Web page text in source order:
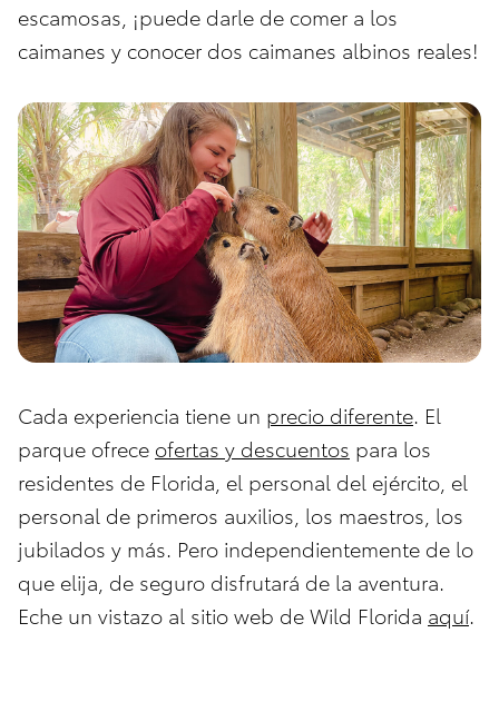
escamosas, ¡puede darle de comer a los
caimanes y conocer dos caimanes albinos reales!
Cada experiencia tiene un precio diferente . El
parque ofrece ofertas y descuentos para los
residentes de Florida, el personal del ejército, el
personal de primeros auxilios, los maestros, los
jubilados y más. Pero independientemente de lo
que elija, de seguro disfrutará de la aventura.
Eche un vistazo al sitio web de Wild Florida aquí.